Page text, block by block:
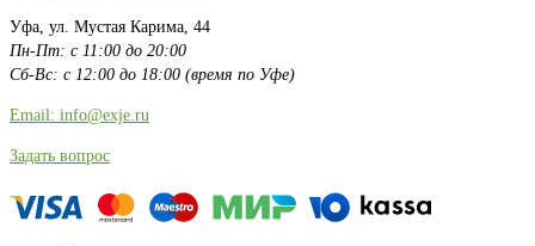
Уфа, ул. Мустая Карима, 44
Пн-Пт: с 11:00 до 20:00
Сб-Вс: с 12:00 до 18:00 (время по Уфе)
Email: info@exje.ru
Задать вопрос